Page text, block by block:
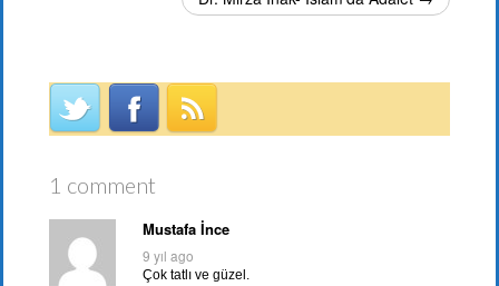
1 comment
Mustafa İnce
9 yıl ago
Çok tatlı ve güzel.